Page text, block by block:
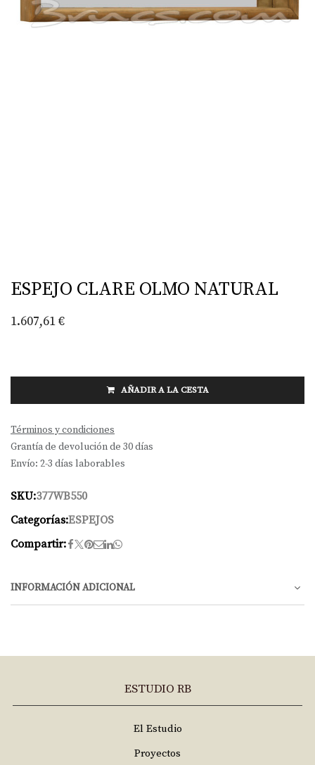
ESPEJO CLARE OLMO NATURAL
1.607,61€
AÑADIR A LA CESTA
Términos y condiciones
Grantía de devolución de 30 días
Envío: 2-3 días laborables
SKU:377WB550
Categorías:ESPEJOS
Compartir:
INFORMACIÓN ADICIONAL
ESTUDIO RB
El Estudio
Proyectos